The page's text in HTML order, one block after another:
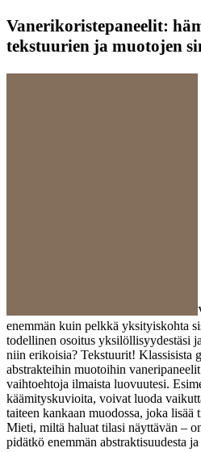
Vanerikoristepaneelit:
tekstuurien ja muotojen
enemmän kuin pelkkä yksityiskohta
todellinen osoitus yksilöllisyydestäsi
niin erikoisia? Tekstuurit! Klassisista
abstrakteihin muotoihin
vaihtoehtoja ilmaista luovuutesi.
käämityskuvioita, voivat luoda
taiteen kankaan muodossa, joka
Mieti, miltä haluat tilasi näyttävän –
pidätkö enemmän abstraktisuudesta